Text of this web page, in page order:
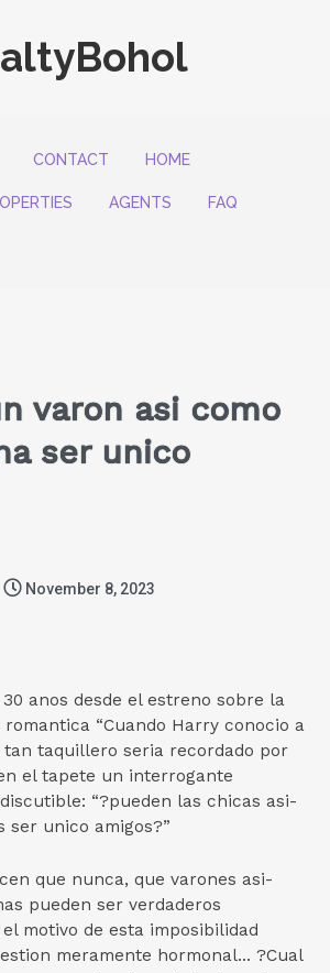
CONTACT HOME
AGENTS FAQ
varon asi­ como
ser unico
November 8, 2023
anos desde el estreno sobre la
“Cuando Harry conocio a
tan taquillero seri­a recordado por
el tapete un interrogante
“?pueden las chicas asi­
ser unico amigos?”
que nunca, que varones asi­
pueden ser verdaderos
motivo de esta imposibilidad
meramente hormonal... ?Cual